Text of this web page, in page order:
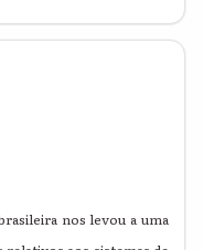
nos levou a uma